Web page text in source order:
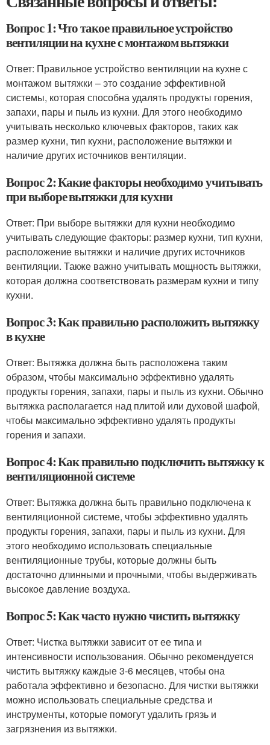
Вопрос 1: Что такое правильное устройство
вентиляции на кухне с монтажом вытяжки
Ответ: Правильное устройство вентиляции на кухне с
монтажом вытяжки – это создание эффективной
системы, которая способна удалять продукты горения,
запахи, пары и пыль из кухни. Для этого необходимо
учитывать несколько ключевых факторов, таких как
размер кухни, тип кухни, расположение вытяжки и
наличие других источников вентиляции.
Вопрос 2: Какие факторы необходимо учитывать
при выборе вытяжки для кухни
Ответ: При выборе вытяжки для кухни необходимо
учитывать следующие факторы: размер кухни, тип кухни,
расположение вытяжки и наличие других источников
вентиляции. Также важно учитывать мощность вытяжки,
которая должна соответствовать размерам кухни и типу
кухни.
Вопрос 3: Как правильно расположить вытяжку
в кухне
Ответ: Вытяжка должна быть расположена таким
образом, чтобы максимально эффективно удалять
продукты горения, запахи, пары и пыль из кухни. Обычно
вытяжка располагается над плитой или духовой шафой,
чтобы максимально эффективно удалять продукты
горения и запахи.
Вопрос 4: Как правильно подключить вытяжку к
вентиляционной системе
Ответ: Вытяжка должна быть правильно подключена к
вентиляционной системе, чтобы эффективно удалять
продукты горения, запахи, пары и пыль из кухни. Для
этого необходимо использовать специальные
вентиляционные трубы, которые должны быть
достаточно длинными и прочными, чтобы выдерживать
высокое давление воздуха.
Вопрос 5: Как часто нужно чистить вытяжку
Ответ: Чистка вытяжки зависит от ее типа и
интенсивности использования. Обычно рекомендуется
чистить вытяжку каждые 3-6 месяцев, чтобы она
работала эффективно и безопасно. Для чистки вытяжки
можно использовать специальные средства и
инструменты, которые помогут удалить грязь и
загрязнения из вытяжки.